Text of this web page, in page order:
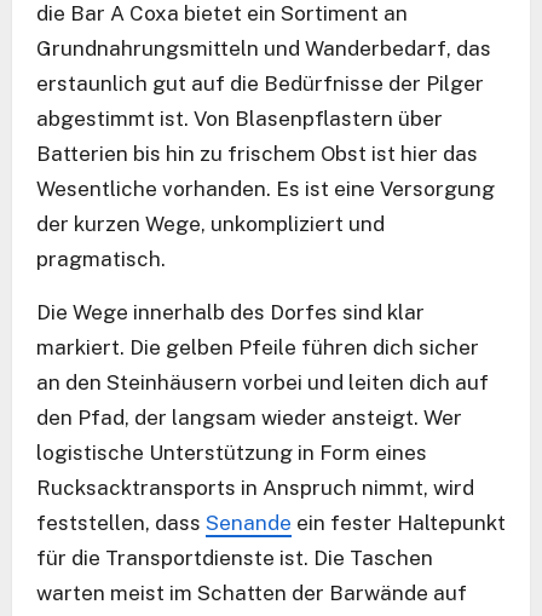
die Bar A Coxa bietet ein Sortiment an
Grundnahrungsmitteln und Wanderbedarf, das
erstaunlich gut auf die Bedürfnisse der Pilger
abgestimmt ist. Von Blasenpflastern über
Batterien bis hin zu frischem Obst ist hier das
Wesentliche vorhanden. Es ist eine Versorgung
der kurzen Wege, unkompliziert und
pragmatisch.
Die Wege innerhalb des Dorfes sind klar
markiert. Die gelben Pfeile führen dich sicher
an den Steinhäusern vorbei und leiten dich auf
den Pfad, der langsam wieder ansteigt. Wer
logistische Unterstützung in Form eines
Rucksacktransports in Anspruch nimmt, wird
feststellen, dass Senande ein fester Haltepunkt
für die Transportdienste ist. Die Taschen
warten meist im Schatten der Barwände auf